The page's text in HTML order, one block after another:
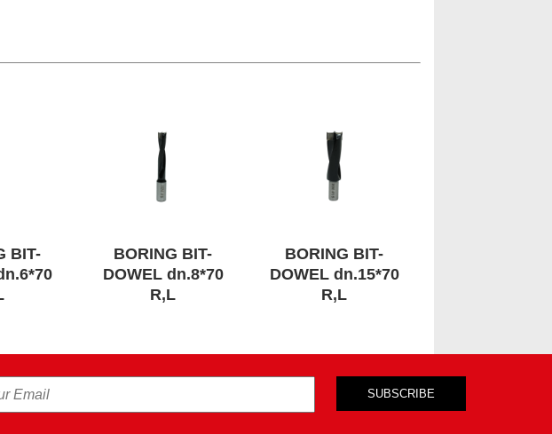
BIT-
BORING BIT-
DOWEL dn.8*70
R,L
BORING BIT-
DOWEL dn.15*70
R,L